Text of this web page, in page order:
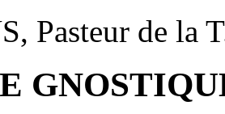
Pasteur de la